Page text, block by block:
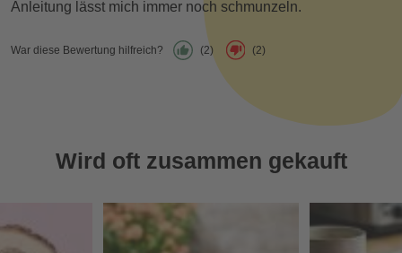
Anleitung lässt mich immer noch schmunzeln.
War diese Bewertung hilfreich? (2) (2)
Wird oft zusammen gekauft